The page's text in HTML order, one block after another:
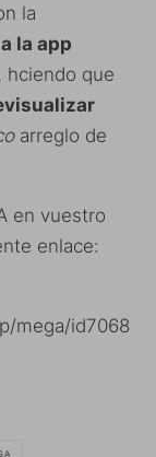
la
la app
hciendo que
arreglo de
en vuestro
enlace:
mega/id7068